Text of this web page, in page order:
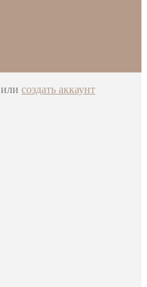
или создать аккаунт